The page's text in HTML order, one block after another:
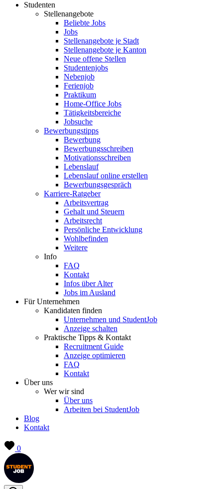
Studenten
Stellenangebote
Beliebte Jobs
Jobs
Stellenangebote je Stadt
Stellenangebote je Kanton
Neue offene Stellen
Studentenjobs
Nebenjob
Ferienjob
Praktikum
Home-Office Jobs
Tätigkeitsbereiche
Jobsuche
Bewerbungstipps
Bewerbung
Bewerbungsschreiben
Motivationsschreiben
Lebenslauf
Lebenslauf online erstellen
Bewerbungsgespräch
Karriere-Ratgeber
Arbeitsvertrag
Gehalt und Steuern
Arbeitsrecht
Persönliche Entwicklung
Wohlbefinden
Weitere
Info
FAQ
Kontakt
Infos über Alter
Jobs im Ausland
Für Unternehmen
Kandidaten finden
Unternehmen und StudentJob
Anzeige schalten
Praktische Tipps & Kontakt
Recruitment Guide
Anzeige optimieren
FAQ
Kontakt
Über uns
Wer wir sind
Über uns
Arbeiten bei StudentJob
Blog
Kontakt
0